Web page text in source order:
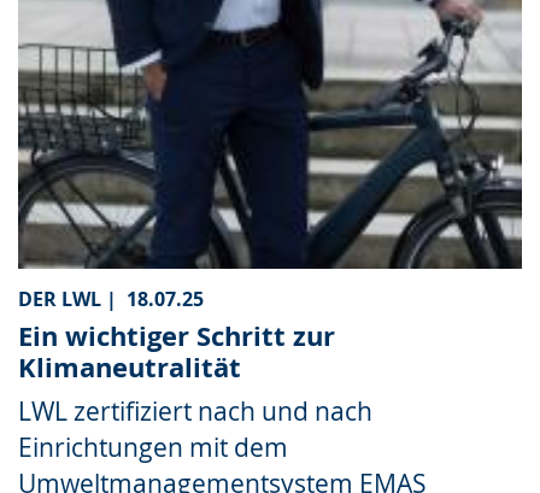
DER LWL | 18.07.25
Ein wichtiger Schritt zur
Klimaneutralität
LWL zertifiziert nach und nach
Einrichtungen mit dem
Umweltmanagementsystem EMAS